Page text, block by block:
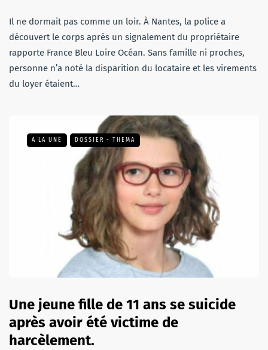
Il ne dormait pas comme un loir. À Nantes, la police a
découvert le corps après un signalement du propriétaire
rapporte France Bleu Loire Océan. Sans famille ni proches,
personne n’a noté la disparition du locataire et les virements
du loyer étaient…
A LA UNE DOSSIER - THEMA
Une jeune fille de 11 ans se suicide
après avoir été victime de
harcèlement.